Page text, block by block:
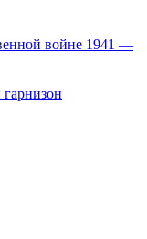
войне 1941 —